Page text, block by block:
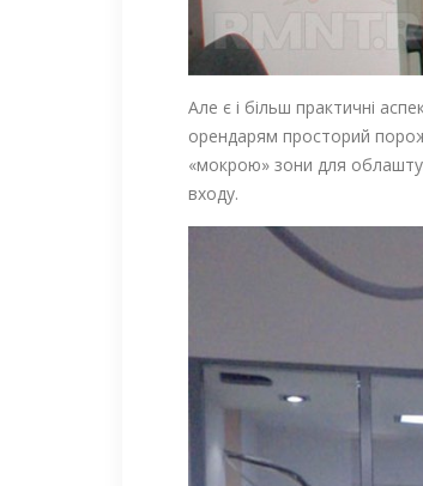
Але є і більш практичні
орендарям просторий
«мокрою» зони для
входу.